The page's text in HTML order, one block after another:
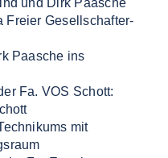
und Dirk Paasche
Freier Gesellschafter-
Paasche ins
Fa. VOS Schott:
mit